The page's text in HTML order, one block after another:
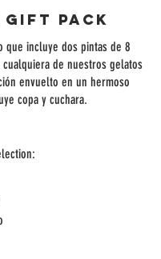
Gift Pack
que incluye dos pintas de 8
de nuestros gelatos
envuelto en un hermoso
copa y cuchara.